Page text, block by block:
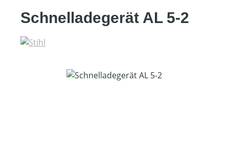
Schnelladegerät AL 5-2
Bildergalerie überspringen